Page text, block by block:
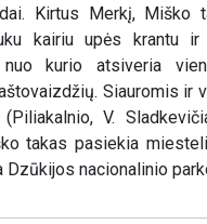
Kirtus Merkį, Miško
kairiu upės krantu
nuo kurio atsiveria
Siauromis ir
V.
takas pasiekia
Dzūkijos nacionalinio